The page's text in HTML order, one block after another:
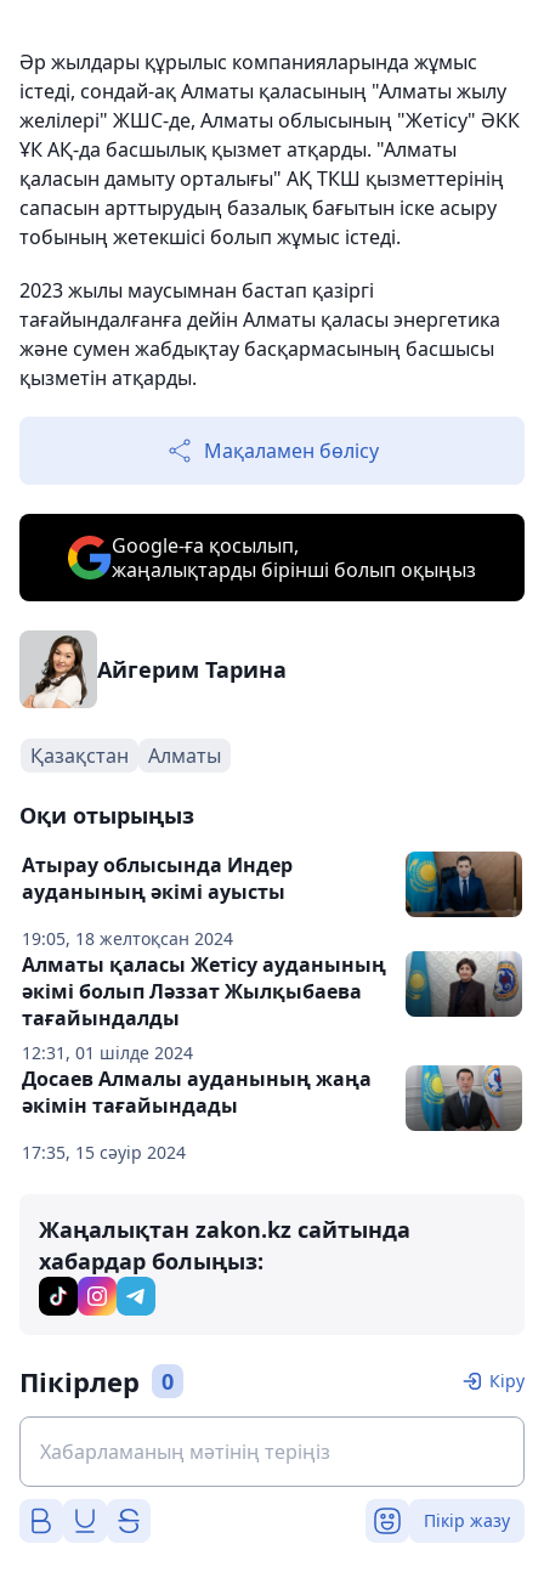
Әр жылдары құрылыс компанияларында жұмыс
істеді, сондай-ақ Алматы қаласының "Алматы жылу
желілері" ЖШС-де, Алматы облысының "Жетісу" ӘКК
ҰК АҚ-да басшылық қызмет атқарды. "Алматы
қаласын дамыту орталығы" АҚ ТКШ қызметтерінің
сапасын арттырудың базалық бағытын іске асыру
тобының жетекшісі болып жұмыс істеді.
2023 жылы маусымнан бастап қазіргі
тағайындалғанға дейін Алматы қаласы энергетика
және сумен жабдықтау басқармасының басшысы
қызметін атқарды.
Мақаламен бөлісу
Google-ға қосылып,
жаңалықтарды бірінші болып оқыңыз
Айгерим Тарина
Қазақстан Алматы
Оқи отырыңыз
19:05, 18 желтоқсан 2024
Атырау облысында Индер
ауданының әкімі ауысты
12:31, 01 шілде 2024
Алматы қаласы Жетісу ауданының
әкімі болып Ләззат Жылқыбаева
тағайындалды
17:35, 15 сәуір 2024
Досаев Алмалы ауданының жаңа
әкімін тағайындады
Жаңалықтан zakon.kz сайтында
хабардар болыңыз:
Пікірлер 0 Кіру
Пікір жазу